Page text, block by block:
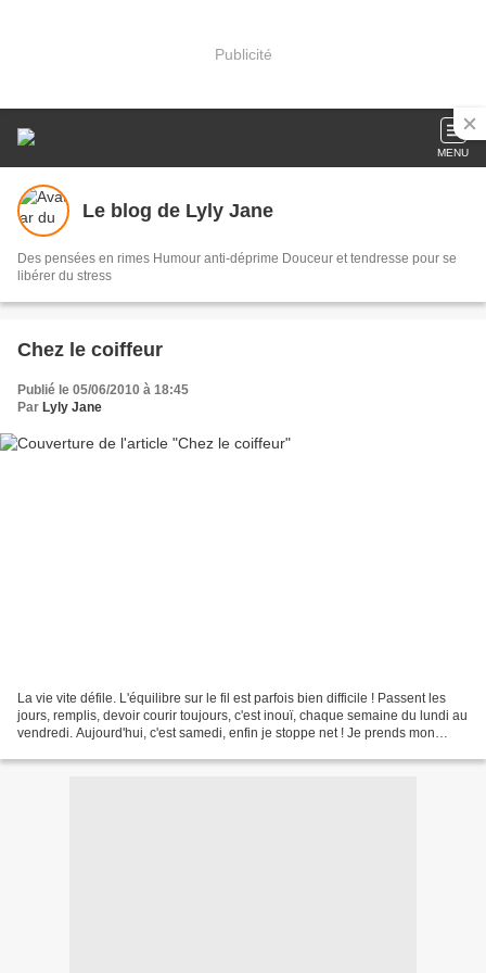
Publicité
MENU
Le blog de Lyly Jane
Des pensées en rimes Humour anti-déprime Douceur et tendresse pour se
libérer du stress
Chez le coiffeur
Publié le 05/06/2010 à 18:45
Par Lyly Jane
La vie vite défile. L'équilibre sur le fil est parfois bien difficile ! Passent les
jours, remplis, devoir courir toujours, c'est inouï, chaque semaine du lundi au
vendredi. Aujourd'hui, c'est samedi, enfin je stoppe net ! Je prends mon